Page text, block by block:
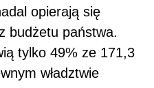
opierają się
budżetu państwa.
tylko 49% ze 171,3
władztwie